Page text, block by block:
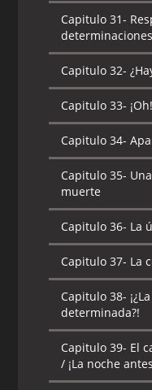
Capitulo 31-
determinaciones
Capitulo 32-
Capitulo 33-
Capitulo 34-
Capitulo 35-
muerte
Capitulo 36- La
Capitulo 37- La
Capitulo 38-
determinada?!
Capitulo 39- El
/ ¡La noche